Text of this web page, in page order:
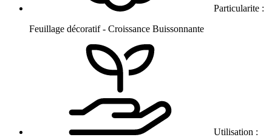
Particularite :
Feuillage décoratif - Croissance Buissonnante
Utilisation :